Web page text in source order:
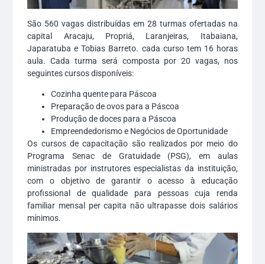
São 560 vagas distribuídas em 28 turmas ofertadas na
capital Aracaju, Propriá, Laranjeiras, Itabaiana,
Japaratuba e Tobias Barreto. cada curso tem 16 horas
aula. Cada turma será composta por 20 vagas, nos
seguintes cursos disponíveis:
Cozinha quente para Páscoa
Preparação de ovos para a Páscoa
Produção de doces para a Páscoa
Empreendedorismo e Negócios de Oportunidade
Os cursos de capacitação são realizados por meio do
Programa Senac de Gratuidade (PSG), em aulas
ministradas por instrutores especialistas da instituição,
com o objetivo de garantir o acesso à educação
profissional de qualidade para pessoas cuja renda
familiar mensal per capita não ultrapasse dois salários
mínimos.